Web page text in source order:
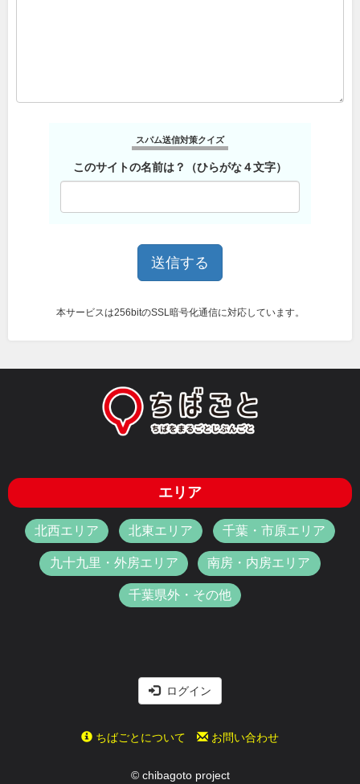
スパム送信対策クイズ
このサイトの名前は？（ひらがな４文字）
本サービスは256bitのSSL暗号化通信に対応しています。
エリア
北西エリア 北東エリア 千葉・市原エリア
九十九里・外房エリア 南房・内房エリア
千葉県外・その他
ログイン
ちばごとについて お問い合わせ
© chibagoto project